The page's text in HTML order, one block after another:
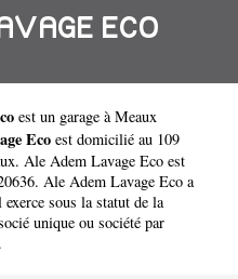
ECO
est un garage à Meaux
Eco est domicilié au 109
Ale Adem Lavage Eco est
Ale Adem Lavage Eco a
sous la statut de la
unique ou société par